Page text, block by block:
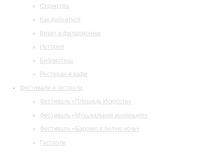
Структура
Как добраться
Визит в филармонию
История
Библиотека
Ресторан и кафе
Фестивали и гастроли
Фестиваль «Площадь Искусств»
Фестиваль «Музыкальная коллекция»
Фестиваль «Барокко в белую ночь»
Гастроли